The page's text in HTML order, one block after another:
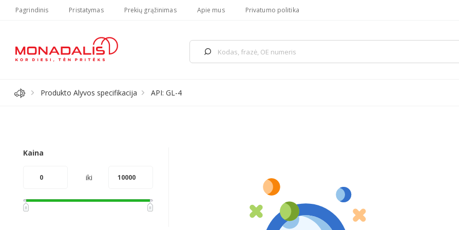
Pagrindinis Pristatymas Prekių grąžinimas Apie mus Privatumo politika
Produkto Alyvos specifikacija API: GL-4
Kaina
iki